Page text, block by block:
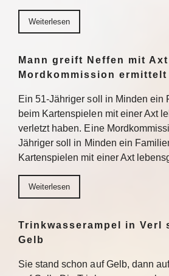
Weiterlesen
Mann greift Neffen mit
Mordkommission ermittelt
Ein 51-Jähriger soll in Minden ein
beim Kartenspielen mit einer Axt
verletzt haben. Eine
Jähriger soll in Minden ein
Kartenspielen mit einer Axt
Weiterlesen
Trinkwasserampel in Verl
Gelb
Sie stand schon auf Gelb, dann